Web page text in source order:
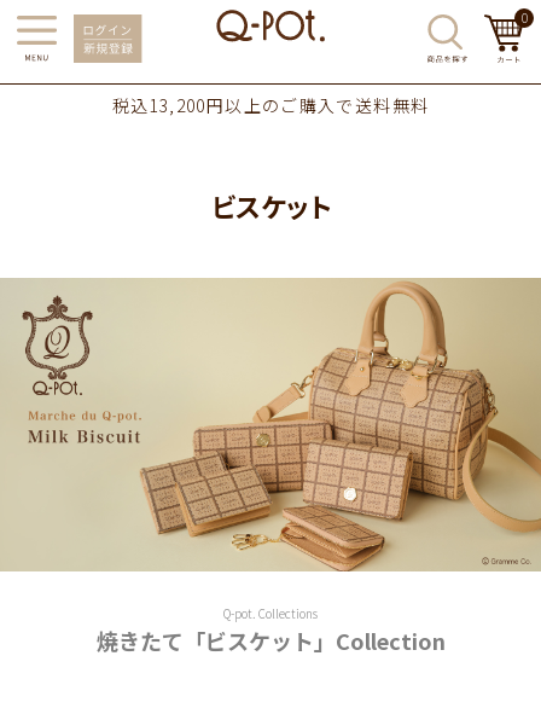
0
税込13,200円以上のご購入で送料無料
ビスケット
Q-pot. Collections
焼きたて「ビスケット」Collection